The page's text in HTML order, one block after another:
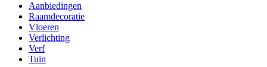
Aanbiedingen
Raamdecoratie
Vloeren
Verlichting
Verf
Tuin